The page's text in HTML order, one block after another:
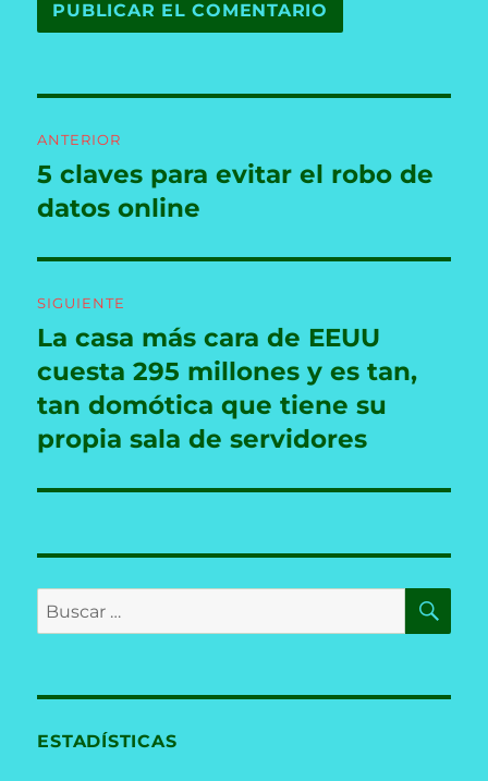
de
entradas
ANTERIOR
Entrada
anterior:
5 claves para evitar el robo de
datos online
SIGUIENTE
Entrada
siguiente:
La casa más cara de EEUU
cuesta 295 millones y es tan,
tan domótica que tiene su
propia sala de servidores
Buscar
por:
ESTADÍSTICAS